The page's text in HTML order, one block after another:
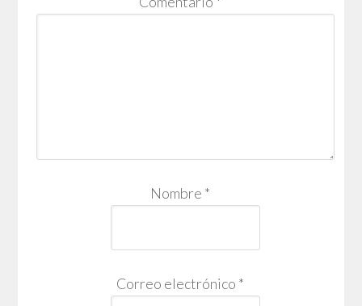
Nombre *
Correo electrónico *